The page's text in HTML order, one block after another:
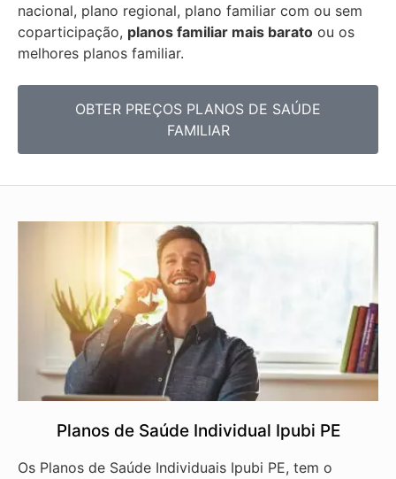
nacional, plano regional, plano familiar com ou sem
coparticipação, planos familiar mais barato ou os
melhores planos familiar.
OBTER PREÇOS PLANOS DE SAÚDE
FAMILIAR
Planos de Saúde Individual Ipubi PE
Os Planos de Saúde Individuais Ipubi PE, tem o